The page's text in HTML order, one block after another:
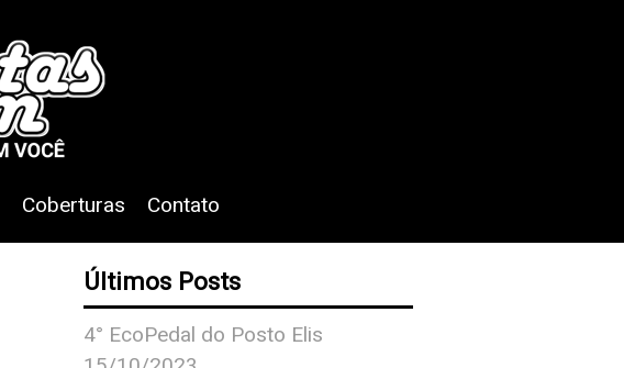
Coberturas Contato
Últimos Posts
4° EcoPedal do Posto Elis